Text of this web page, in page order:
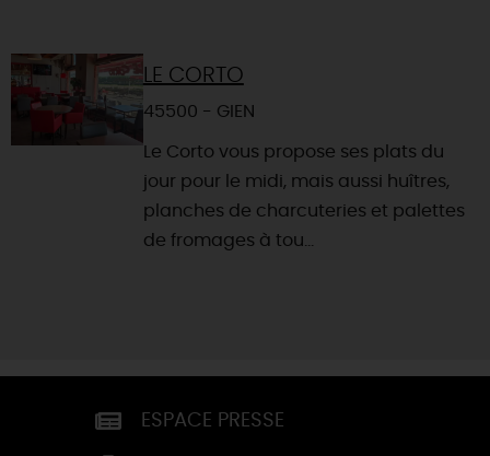
LE CORTO
45500 - GIEN
Le Corto vous propose ses plats du
jour pour le midi, mais aussi huîtres,
planches de charcuteries et palettes
de fromages à tou...
ESPACE PRESSE